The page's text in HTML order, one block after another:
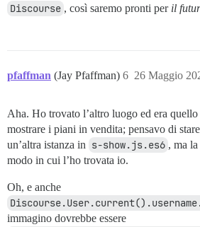
Discourse , così saremo pronti per il
pfaffman (Jay Pfaffman) 26 Maggio
6
Aha. Ho trovato l’altro luogo ed era
mostrare i piani in vendita; pensavo di
un’altra istanza in s-show.js.es6 , ma
modo in cui l’ho trovata io.
Oh, e anche
immagino dovrebbe essere